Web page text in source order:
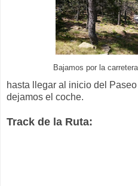
Bajamos por la
hasta llegar al inicio del
dejamos el coche.
Track de la Ruta: